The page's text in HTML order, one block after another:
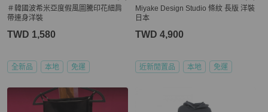
＃韓國波希米亞度假風圖騰印花細肩
帶連身洋裝
TWD 1,580
全新品 本地 免運
Miyake Design Studio 條紋 長版 洋裝
日本
TWD 4,900
近新閒置品 本地 免運